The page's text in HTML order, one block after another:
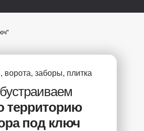
ворота, заборы, плитка
территорию
под ключ